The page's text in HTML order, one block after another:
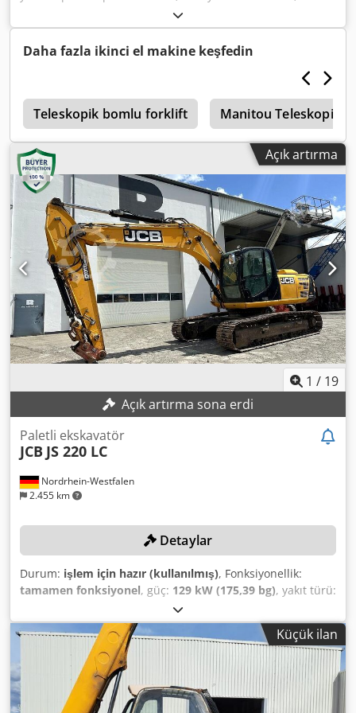
, - Alarm sistemi Chjdpey Tydiefx Afwea
Daha fazla ikinci el makine keşfedin
Teleskopik bomlu forklift Manitou Teleskopik
Açık artırma
1 / 19
Açık artırma sona erdi
Nordrhein-Westfalen
2.455 km
Paletli ekskavatör
JCB JS 220 LC
Detaylar
Durum: işlem için hazır (kullanılmış), Fonksiyonellik:
tamamen fonksiyonel, güç: 129 kW (175,39 bg), yakıt türü:
, yakıt deposu kapasitesi:343 l
çalışma saatleri:9.042 h, With 3-metre stick length and
5.70-metre monoblock boom! TECHNICAL DETAILS Working
Range Maximum reach: 9.85 m Maximum reach at ground
level: 9.65 m Maximum digging depth: 6.70 m Maximum
digging height: 9.21 m Maximum dumping height: 6.66 m
Maximum vertical wall depth: 5.82 m Minimum swing
Küçük ilan